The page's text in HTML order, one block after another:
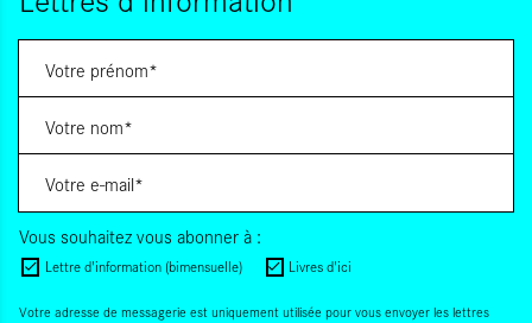
Vous souhaitez vous abonner à :
Lettre d'information (bimensuelle) Livres d'ici
Votre adresse de messagerie est uniquement utilisée pour vous envoyer les lettres